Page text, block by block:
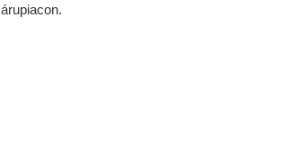
árupiacon.